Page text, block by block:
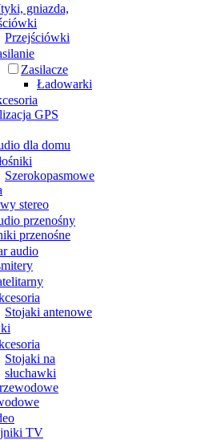
gniazda,
Przejściówki
Zasilacze
Ładowarki
GPS
dla domu
Szerokopasmowe
stereo
przenośny
przenośne
audio
Stojaki antenowe
Stojaki na
słuchawki
TV